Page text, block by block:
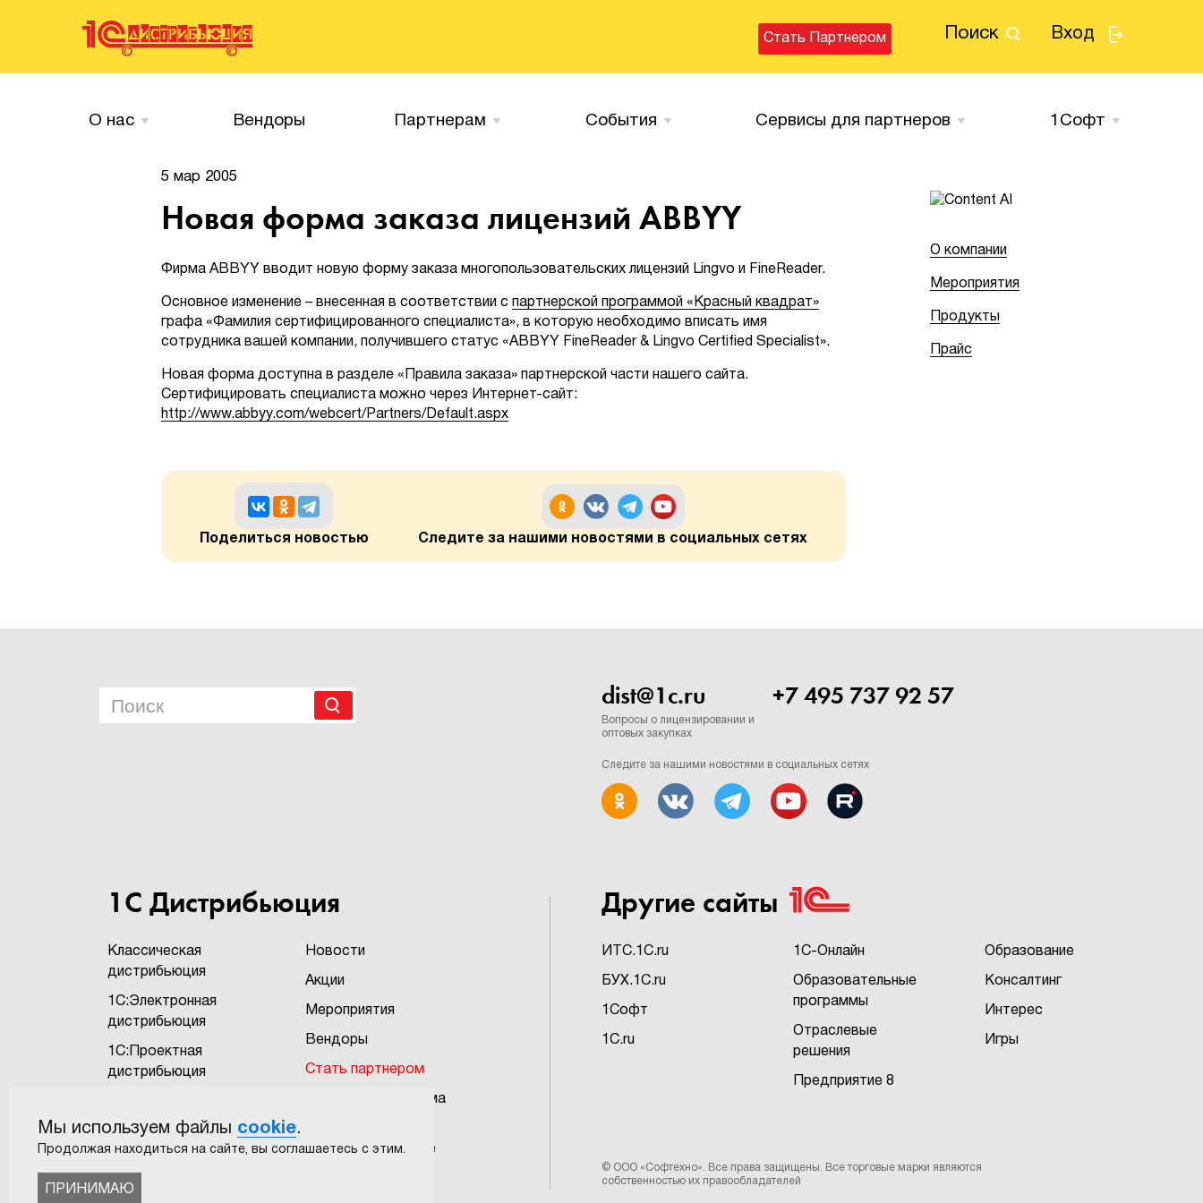
Поиск Вход
Стать Партнером
О нас Вендоры Партнерам События Сервисы для партнеров 1Cофт
5 мар 2005
Новая форма заказа лицензий ABBYY
Фирма ABBYY вводит новую форму заказа многопользовательских лицензий Lingvo и FineReader.
Основное изменение – внесенная в соответствии с партнерской программой «Красный квадрат»
графа «Фамилия сертифицированного специалиста», в которую необходимо вписать имя
сотрудника вашей компании, получившего статус «ABBYY FineReader & Lingvo Certified Specialist».
Новая форма доступна в разделе «Правила заказа» партнерской части нашего сайта.
Сертифицировать специалиста можно через Интернет-сайт:
http://www.abbyy.com/webcert/Partners/Default.aspx
Поделиться новостью Следите за нашими новостями в социальных сетях
О компании
Мероприятия
Продукты
Прайс
+7 495 737 92 57
dist@1c.ru
Вопросы о лицензировании и
оптовых закупках
Следите за нашими новостями в социальных сетях
1С Дистрибьюция
Классическая
дистрибьюция
1С:Электронная
дистрибьюция
1С:Проектная
дистрибьюция
САПР
Новости
Акции
Мероприятия
Вендоры
Стать партнером
Бонусная программа
Пользовательское
Другие сайты
ИTC.1C.ru
БУХ.1C.ru
1Софт
1C.ru
1С-Онлайн
Образовательные
программы
Отраслевые
решения
Предприятие 8
Образование
Консалтинг
Интерес
Игры
© ООО «Софтехно» . Все права защищены. Все торговые марки являются
собственностью их правообладателей
Мы используем файлы cookie.
Продолжая находиться на сайте, вы соглашаетесь с этим.
ПРИНИМАЮ